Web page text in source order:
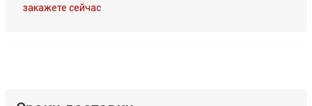
закажете сейчас